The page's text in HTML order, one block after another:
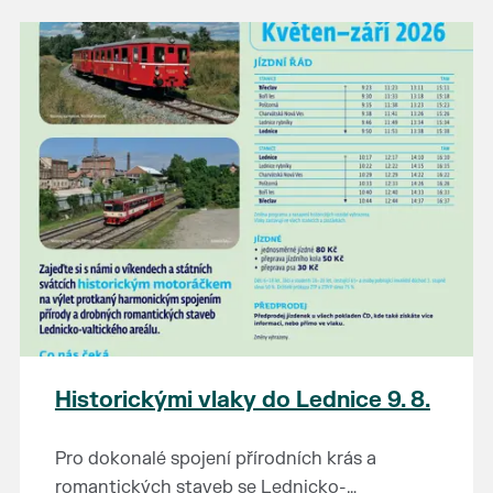
Prodejce prosíme tradičně o příchod 30
minut před začátkem, aby si vše na
prodejních místech stihli přichystat. Pokud
plánujete přijít a chcete rezervovat prodejní
místo, potvrďte prosím účast přes email
petr.vlasak@breclav.eu nebo zde v události,
ať víme, s kolika lidmi máme počítat. Počet
prodejních míst je omezen.
Těšíme se jako vždy!
Historickými vlaky do Lednice 9. 8.
Pro dokonalé spojení přírodních krás a
romantických staveb se Lednicko-